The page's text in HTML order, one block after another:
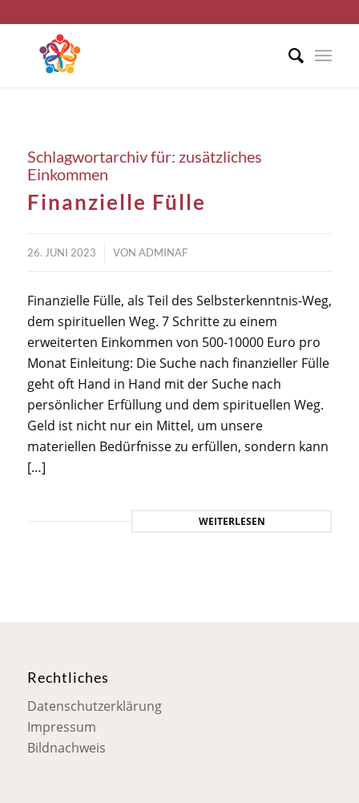
Schlagwortarchiv für: zusätzliches
Einkommen
Finanzielle Fülle
26. JUNI 2023 VON ADMINAF
Finanzielle Fülle, als Teil des Selbsterkenntnis-Weg,
dem spirituellen Weg. 7 Schritte zu einem
erweiterten Einkommen von 500-10000 Euro pro
Monat Einleitung: Die Suche nach finanzieller Fülle
geht oft Hand in Hand mit der Suche nach
persönlicher Erfüllung und dem spirituellen Weg.
Geld ist nicht nur ein Mittel, um unsere
materiellen Bedürfnisse zu erfüllen, sondern kann
[…]
WEITERLESEN
Rechtliches
Datenschutzerklärung
Impressum
Bildnachweis